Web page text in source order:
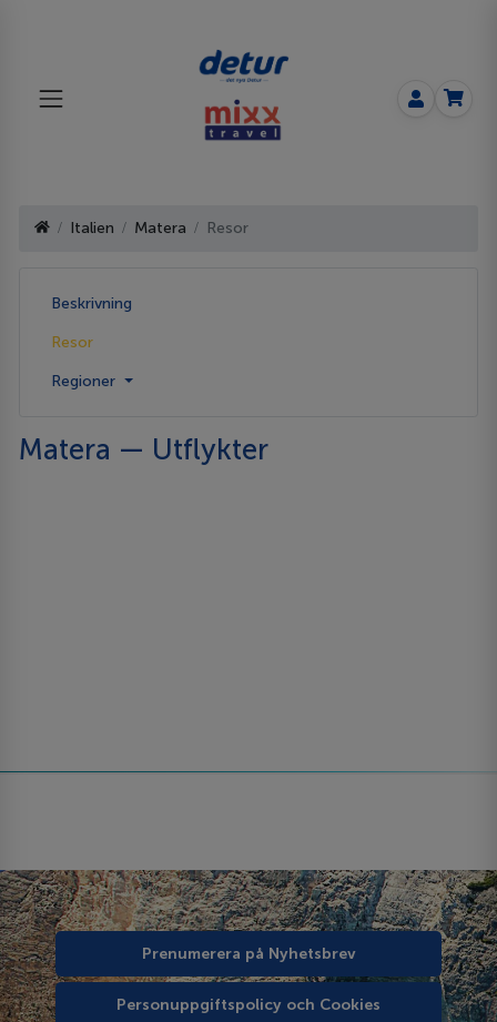
Italien Matera Resor
Beskrivning
Resor
Regioner
Matera — Utflykter
Prenumerera på Nyhetsbrev
Personuppgiftspolicy och Cookies